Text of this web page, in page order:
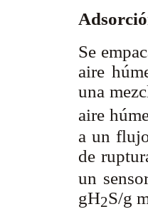
Se
aire
una
aire
a un
de
un
gH2S/g